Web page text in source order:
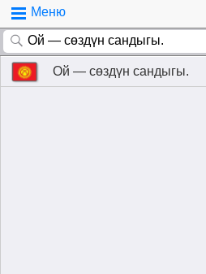
Меню
Ой — сөздүн сандыгы.